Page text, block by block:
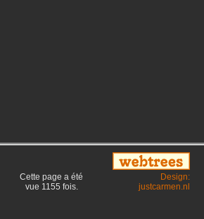
Cette page a été
vue 1155 fois.
Design:
justcarmen.nl